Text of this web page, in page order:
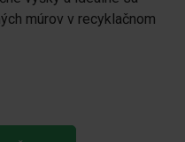
múrov v recyklačnom